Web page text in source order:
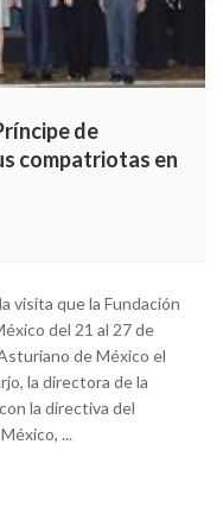
de
compatriotas en
visita que la Fundación
del 21 al 27 de
de México el
la directora de la
la directiva del
...